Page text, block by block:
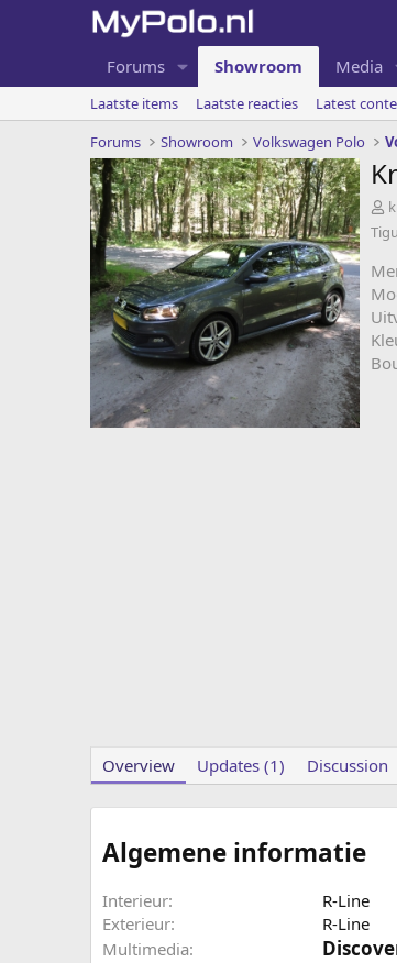
Forums Showroom Media
Laatste items Laatste reacties Latest
Forums
Showroom Volkswagen Polo
A
d
d
e
b
y
Overview Updates (1) Discussion
Algemene informatie
Interieur
R-Line
Exterieur
R-Line
Multimedia